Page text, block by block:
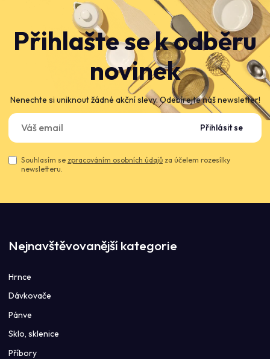
Přihlašte se k odběru
novinek
Nenechte si uniknout žádné akční slevy. Odebírejte náš newsletter!
Přihlásit se
Souhlasím se zpracováním osobních údajů za účelem rozesílky
newsletteru.
Nejnavštěvovanější kategorie
Hrnce
Dávkovače
Pánve
Sklo, sklenice
Příbory